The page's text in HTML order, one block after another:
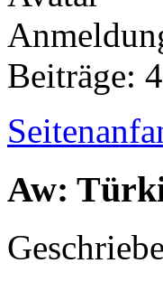
Beiträge:
Aw: